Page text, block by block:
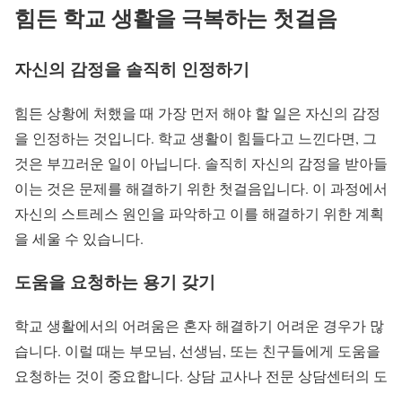
힘든 학교 생활을 극복하는 첫걸음
자신의 감정을 솔직히 인정하기
힘든 상황에 처했을 때 가장 먼저 해야 할 일은 자신의 감정
을 인정하는 것입니다. 학교 생활이 힘들다고 느낀다면, 그
것은 부끄러운 일이 아닙니다. 솔직히 자신의 감정을 받아들
이는 것은 문제를 해결하기 위한 첫걸음입니다. 이 과정에서
자신의 스트레스 원인을 파악하고 이를 해결하기 위한 계획
을 세울 수 있습니다.
도움을 요청하는 용기 갖기
학교 생활에서의 어려움은 혼자 해결하기 어려운 경우가 많
습니다. 이럴 때는 부모님, 선생님, 또는 친구들에게 도움을
요청하는 것이 중요합니다. 상담 교사나 전문 상담센터의 도